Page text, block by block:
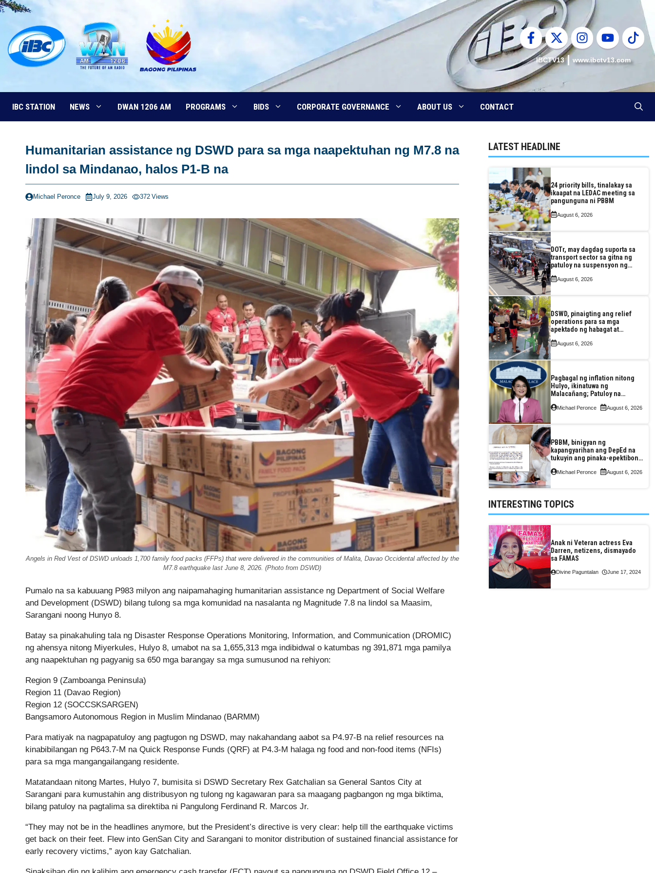
Skip
content
IBCTV13 www.ibctv13.com
IBC STATION NEWS DWAN 1206 AM PROGRAMS BIDS CORPORATE GOVERNANCE ABOUT US CONTACT
Humanitarian assistance ng DSWD para sa mga naapektuhan ng M7.8 na
lindol sa Mindanao, halos P1-B na
Michael Peronce July 9, 2026 372 Views
Angels in Red Vest of DSWD unloads 1,700 family food packs (FFPs) that were delivered in the communities of Malita, Davao Occidental affected by the
M7.8 earthquake last June 8, 2026. (Photo from DSWD)
Pumalo na sa kabuuang P983 milyon ang naipamahaging humanitarian assistance ng Department of Social Welfare
and Development (DSWD) bilang tulong sa mga komunidad na nasalanta ng Magnitude 7.8 na lindol sa Maasim,
Sarangani noong Hunyo 8.
Batay sa pinakahuling tala ng Disaster Response Operations Monitoring, Information, and Communication (DROMIC)
ng ahensya nitong Miyerkules, Hulyo 8, umabot na sa 1,655,313 mga indibidwal o katumbas ng 391,871 mga pamilya
ang naapektuhan ng pagyanig sa 650 mga barangay sa mga sumusunod na rehiyon:
Region 9 (Zamboanga Peninsula)
Region 11 (Davao Region)
Region 12 (SOCCSKSARGEN)
Bangsamoro Autonomous Region in Muslim Mindanao (BARMM)
Para matiyak na nagpapatuloy ang pagtugon ng DSWD, may nakahandang aabot sa P4.97-B na relief resources na
kinabibilangan ng P643.7-M na Quick Response Funds (QRF) at P4.3-M halaga ng food and non-food items (NFIs)
para sa mga mangangailangang residente.
Matatandaan nitong Martes, Hulyo 7, bumisita si DSWD Secretary Rex Gatchalian sa General Santos City at
Sarangani para kumustahin ang distribusyon ng tulong ng kagawaran para sa maagang pagbangon ng mga biktima,
bilang patuloy na pagtalima sa direktiba ni Pangulong Ferdinand R. Marcos Jr.
“They may not be in the headlines anymore, but the President’s directive is very clear: help till the earthquake victims
get back on their feet. Flew into GenSan City and Sarangani to monitor distribution of sustained financial assistance for
early recovery victims,” ayon kay Gatchalian.
LATEST HEADLINE
24 priority bills, tinalakay sa
ikaapat na LEDAC meeting sa
pangunguna ni PBBM
August 6, 2026
DOTr, may dagdag suporta sa
transport sector sa gitna ng
patuloy na suspensyon ng
August 6, 2026
DSWD, pinaigting ang relief
operations para sa mga
apektado ng habagat at
August 6, 2026
Pagbagal ng inflation nitong
Hulyo, ikinatuwa ng
Malacañang; Patuloy na
seguridad sa pagkain,
Michael Peronce August 6, 2026
PBBM, binigyan ng
kapangyarihan ang DepEd na
tukuyin ang pinaka-epektibong
Michael Peronce August 6, 2026
INTERESTING TOPICS
Anak ni Veteran actress Eva
Darren, netizens, dismayado
sa FAMAS
Divine Paguntalan June 17, 2024